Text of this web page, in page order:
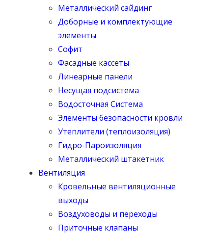
Металлический сайдинг
Доборные и комплектующие
элементы
Софит
Фасадные кассеты
Линеарные панели
Несущая подсистема
Водосточная Система
Элементы безопасности кровли
Утеплители (теплоизоляция)
Гидро-Пароизоляция
Металлический штакетник
Вентиляция
Кровельные вентиляционные
выходы
Воздуховоды и переходы
Приточные клапаны